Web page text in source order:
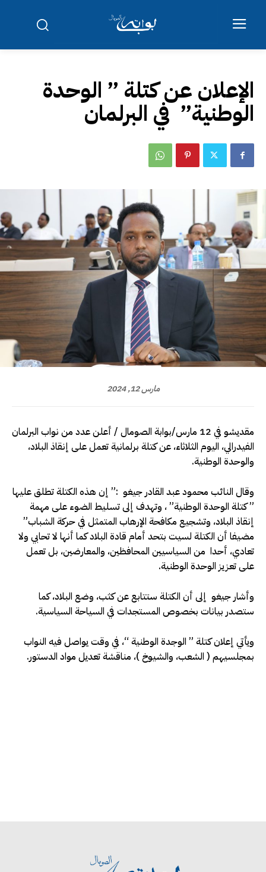
الإعلان عن كتلة ” الوحدة
الوطنية” في البرلمان
مارس 12, 2024
مقديشو في 12 مارس/بوابة الصومال / أعلن عدد من نواب البرلمان
الفيدرالي، اليوم الثلاثاء، عن كتلة برلمانية تعمل على إنقاذ البلاد،
والوحدة الوطنية.
وقال النائب محمود عبد القادر جيغو :” إن هذه الكتلة تطلق عليها
” كتلة الوحدة الوطنية” ، وتهدف إلى تسليط الضوء على مهمة
إنقاذ البلاد، وتشجيع مكافحة الإرهاب المتمثل في حركة الشباب”
مضيفا أن الكتلة لسيت بتحد أمام قادة البلاد كما أنها لا تحابي ولا
تعادي، أحدا من السياسيين المحافظين، والمعارضين، بل تعمل
على تعزيز الوحدة الوطنية.
وأشار جيغو إلى أن الكتلة ستتابع عن كثب، وضع البلاد، كما
ستصدر بيانات بخصوص المستجدات في السياحة السياسية.
ويأتي إعلان كتلة ” الوجدة الوطنية “، في وقت يواصل فيه النواب
بمجلسيهم ( الشعب، والشيوخ )، مناقشة تعديل مواد الدستور.